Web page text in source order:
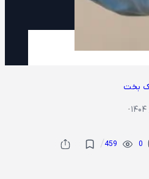
بخت
·
0
459
/